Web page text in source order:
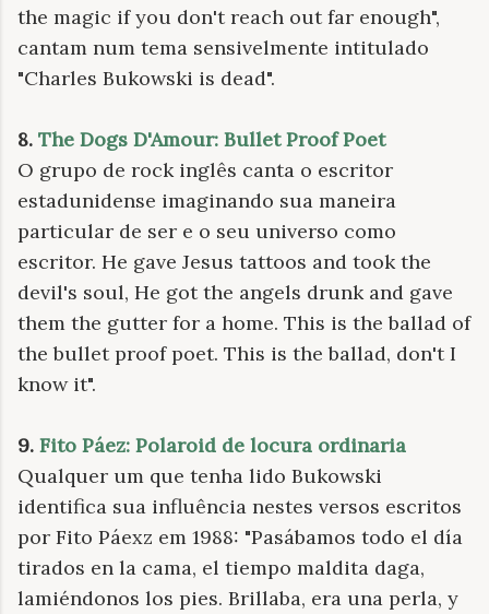
the magic if you don't reach out far enough",
cantam num tema sensivelmente intitulado
"Charles Bukowski is dead".
8. The Dogs D'Amour: Bullet Proof Poet
O grupo de rock inglês canta o escritor
estadunidense imaginando sua maneira
particular de ser e o seu universo como
escritor. He gave Jesus tattoos and took the
devil's soul, He got the angels drunk and gave
them the gutter for a home. This is the ballad of
the bullet proof poet. This is the ballad, don't I
know it".
9. Fito Páez: Polaroid de locura ordinaria
Qualquer um que tenha lido Bukowski
identifica sua influência nestes versos escritos
por Fito Páexz em 1988: "Pasábamos todo el día
tirados en la cama, el tiempo maldita daga,
lamiéndonos los pies. Brillaba, era una perla, y